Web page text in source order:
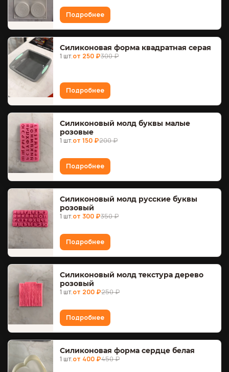
Подробнее
Силиконовая форма квадратная серая
1 шт.от 250 ₽300 ₽
Подробнее
Силиконовый молд буквы малые
розовые
1 шт.от 150 ₽200 ₽
Подробнее
Силиконовый молд русские буквы
розовый
1 шт.от 300 ₽350 ₽
Подробнее
Силиконовый молд текстура дерево
розовый
1 шт.от 200 ₽250 ₽
Подробнее
Силиконовая форма сердце белая
1 шт.от 400 ₽450 ₽